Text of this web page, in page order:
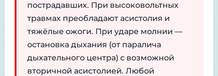
пострадавших. При высоковольтных
травмах преобладают асистолия и
тяжёлые ожоги. При ударе молнии —
остановка дыхания (от паралича
дыхательного центра) с возможной
вторичной асистолией. Любой